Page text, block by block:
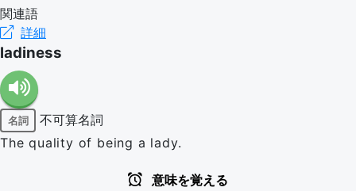
関連語
詳細
ladiness
名詞
不可算名詞
The quality of being a lady.
意味を覚える